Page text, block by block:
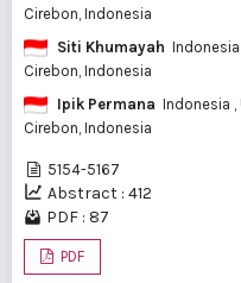
Cirebon, Indonesia
Siti Khumayah Indonesia
Cirebon, Indonesia
Ipik Permana Indonesia
Cirebon, Indonesia
5154-5167
Abstract : 412
PDF : 87
PDF